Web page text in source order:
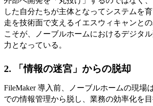
した自分たちが主体となってシステムを
走を技術面で支えるイエスウィキャンと
こそが、ノーブルホームにおけるデジタ
力となっている。
2. 「情報の迷宮」からの脱却
FileMaker 導入前、ノーブルホームの現場
での情報管理から脱し、業務の効率化を